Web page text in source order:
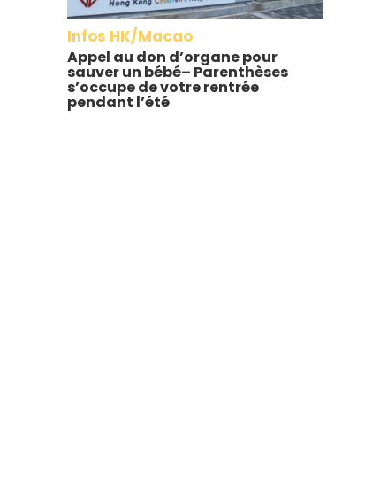
Infos HK/Macao
Appel au don d’organe pour
sauver un bébé– Parenthèses
s’occupe de votre rentrée
pendant l’été